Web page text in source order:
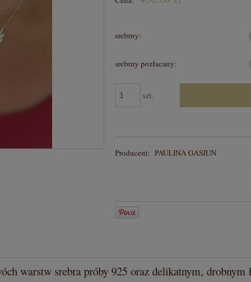
srebrny:
srebrny pozłacany:
szt.
Producent: PAULINA GASIUN
warstw srebra próby 925 oraz delikatnym, drobnym